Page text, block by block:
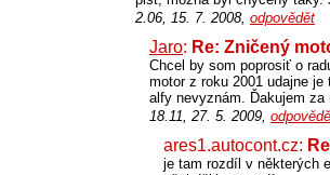
2.06, 15. 7. 2008, odpovědět
Jaro: Re: Zničený
Chcel by som poprosiť o
motor z roku 2001 udajne
alfy nevyznám. Ďakujem
18.11, 27. 5. 2009,
ares1.autocont.cz:
je tam rozdíl v některých